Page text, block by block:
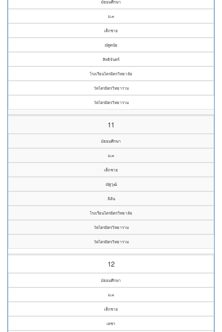
มัธยมศึกษา
ม.๓
เด็กชาย
ณัฐดนัย
สิทธิจันทร์
โรงเรียนไตรมิตรวิทยาลัย
วัดไตรมิตรวิทยาราม
วัดไตรมิตรวิทยาราม
11
มัธยมศึกษา
ม.๓
เด็กชาย
ณัฐวุฒิ
ลิลัน
โรงเรียนไตรมิตรวิทยาลัย
วัดไตรมิตรวิทยาราม
วัดไตรมิตรวิทยาราม
12
มัธยมศึกษา
ม.๓
เด็กชาย
เดชา